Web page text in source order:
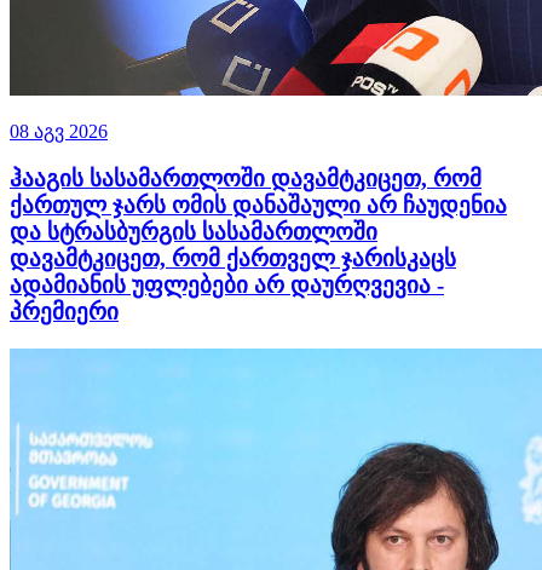
08 აგვ 2026
ჰააგის სასამართლოში დავამტკიცეთ, რომ
ქართულ ჯარს ომის დანაშაული არ ჩაუდენია
და სტრასბურგის სასამართლოში
დავამტკიცეთ, რომ ქართველ ჯარისკაცს
ადამიანის უფლებები არ დაურღვევია -
პრემიერი